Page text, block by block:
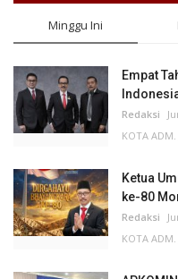
Minggu Ini
Empat
Redaksi
KOTA ADM.
Ketua
ke-80
Redaksi
KOTA ADM.